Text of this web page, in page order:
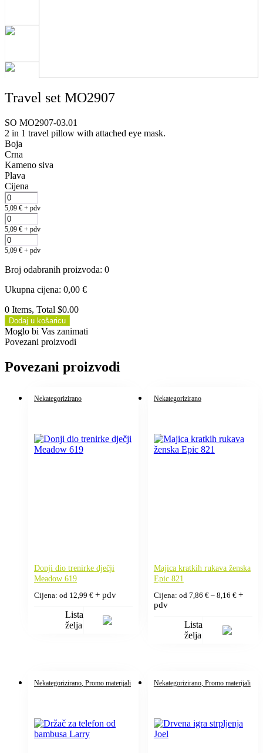
Travel set MO2907
SO MO2907-03.01
2 in 1 travel pillow with attached eye mask.
Boja
Crna
Kameno siva
Plava
Cijena
5,09 € + pdv
5,09 € + pdv
5,09 € + pdv
Broj odabranih proizvoda: 0
Ukupna cijena: 0,00 €
0 Items, Total $0.00
Dodaj u košaricu
Moglo bi Vas zanimati
Povezani proizvodi
Povezani proizvodi
Nekategorizirano
Donji dio trenirke dječji
Meadow 619
Cijena: od 12,99 € + pdv
Lista
želja
Nekategorizirano
Majica kratkih rukava ženska
Epic 821
Cijena: od 7,86 € – 8,16 €Raspon
+
pdv
Lista
želja
Nekategorizirano, Promo materijali Nekategorizirano, Promo materijali